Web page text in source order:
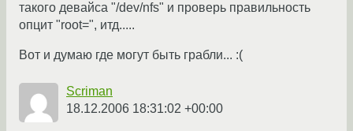
такого девайса "/dev/nfs" и проверь правильность
опцит "root=", итд.....
Вот и думаю где могут быть грабли... :(
Scriman
18.12.2006 18:31:02 +00:00